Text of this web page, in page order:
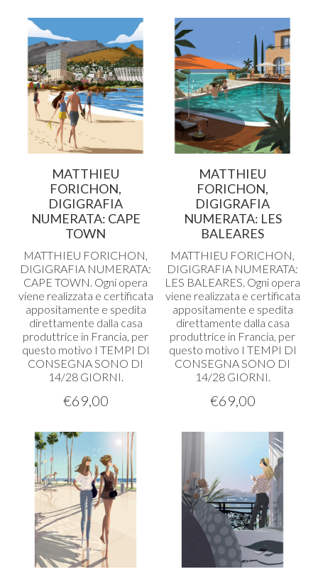
MATTHIEU
FORICHON,
DIGIGRAFIA
NUMERATA: CAPE
TOWN
MATTHIEU FORICHON,
DIGIGRAFIA NUMERATA:
CAPE TOWN. Ogni opera
viene realizzata e certificata
appositamente e spedita
direttamente dalla casa
produttrice in Francia, per
questo motivo I TEMPI DI
CONSEGNASONO DI
14/28 GIORNI.
€69,00
MATTHIEU
FORICHON,
DIGIGRAFIA
NUMERATA: LES
BALEARES
MATTHIEU FORICHON,
DIGIGRAFIA NUMERATA:
LES BALEARES. Ogni opera
viene realizzata e certificata
appositamente e spedita
direttamente dalla casa
produttrice in Francia, per
questo motivo I TEMPI DI
CONSEGNASONO DI
14/28 GIORNI.
€69,00